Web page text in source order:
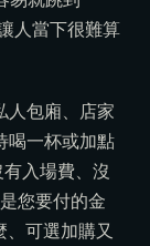
人當下很難算
人包廂、店家
喝一杯或加點
入場費、沒
您要付的金
可選加購又